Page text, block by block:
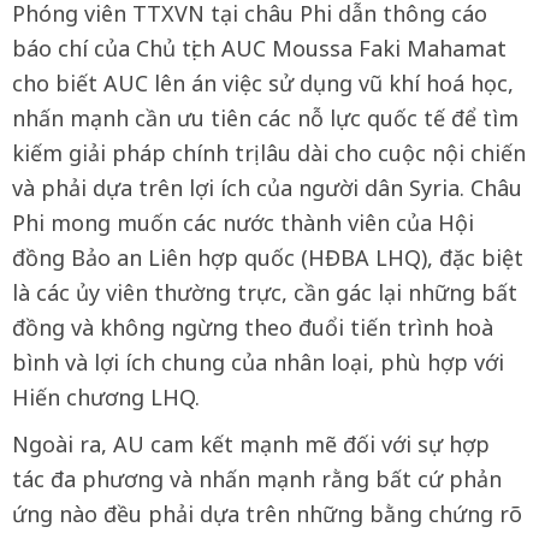
Phóng viên TTXVN tại châu Phi dẫn thông cáo
báo chí của Chủ tịch AUC Moussa Faki Mahamat
cho biết AUC lên án việc sử dụng vũ khí hoá học,
nhấn mạnh cần ưu tiên các nỗ lực quốc tế để tìm
kiếm giải pháp chính trị lâu dài cho cuộc nội chiến
và phải dựa trên lợi ích của người dân Syria. Châu
Phi mong muốn các nước thành viên của Hội
đồng Bảo an Liên hợp quốc (HĐBA LHQ), đặc biệt
là các ủy viên thường trực, cần gác lại những bất
đồng và không ngừng theo đuổi tiến trình hoà
bình và lợi ích chung của nhân loại, phù hợp với
Hiến chương LHQ.
Ngoài ra, AU cam kết mạnh mẽ đối với sự hợp
tác đa phương và nhấn mạnh rằng bất cứ phản
ứng nào đều phải dựa trên những bằng chứng rõ